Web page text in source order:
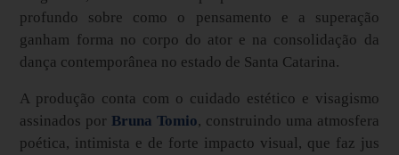
profundo sobre como o pensamento e a superação
ganham forma no corpo do ator e na consolidação da
dança contemporânea no estado de Santa Catarina.
A produção conta com o cuidado estético e visagismo
assinados por Bruna Tomio, construindo uma atmosfera
poética, intimista e de forte impacto visual, que faz jus